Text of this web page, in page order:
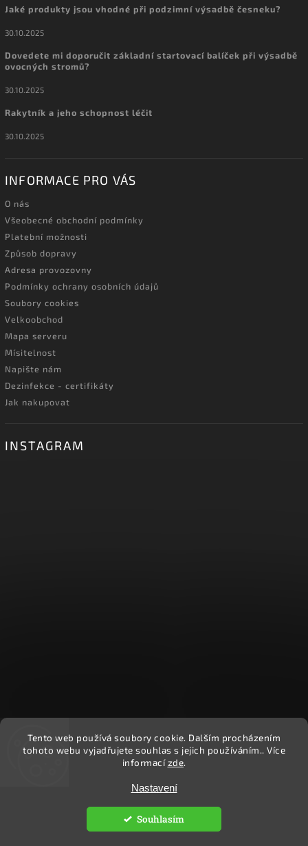
Tento web používá soubory cookie. Dalším procházením
tohoto webu vyjadřujete souhlas s jejich používáním.. Více
informacízde.
Nastavení
Souhlasím
Jaké produkty jsou vhodné při podzimní výsadbě česneku?
30.10.2025
Dovedete mi doporučit základní startovací balíček při výsadbě
ovocných stromů?
30.10.2025
Rakytník a jeho schopnost léčit
30.10.2025
INFORMACE PRO VÁS
O nás
Všeobecné obchodní podmínky
Platební možnosti
Způsob dopravy
Adresa provozovny
Podmínky ochrany osobních údajů
Soubory cookies
Velkoobchod
Mapa serveru
Mísitelnost
Napište nám
Dezinfekce - certifikáty
Jak nakupovat
INSTAGRAM
Sledovat na Instagramu
Ekočlověk. Všechna práva vyhrazena.
Upravit nastavení cookies
Shoptet| DesignShoptak.cz.